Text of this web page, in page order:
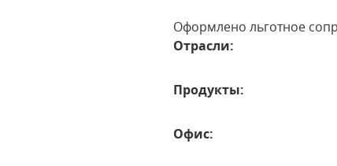
Оформлено льготное
Отрасли:
Продукты:
Офис: